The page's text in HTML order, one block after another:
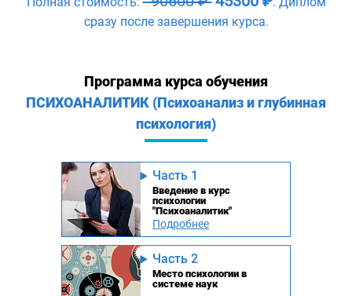
сразу после завершения курса.
Программа курса обучения
ПСИХОАНАЛИТИК (Психоанализ и глубинная
психология)
Часть 1
Введение в курс
психологии
"Психоаналитик"
Подробнее
Часть 2
Место психологии в
системе наук